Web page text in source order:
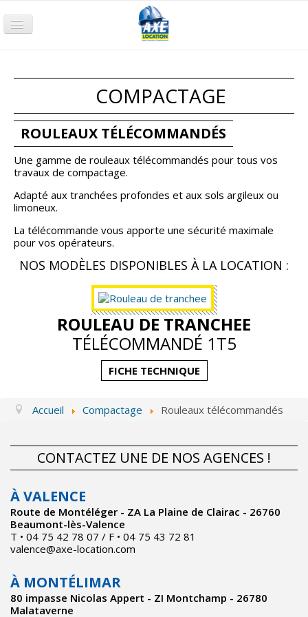
Compactage
Nacelle
Chariot
Groupe électrogène
Pompage
Air comprimé
Petits Outillages
Qui sommes-nous ?
Nos agences
Actualités
Contact
COMPACTAGE
ROULEAUX TÉLÉCOMMANDÉS
Une gamme de rouleaux télécommandés pour tous vos
travaux de compactage.
Adapté aux tranchées profondes et aux sols argileux ou
limoneux.
La télécommande vous apporte une sécurité maximale
pour vos opérateurs.
NOS MODÈLES DISPONIBLES À LA LOCATION :
ROULEAU DE TRANCHEE
TÉLÉCOMMANDÉ 1T5
FICHE TECHNIQUE
Accueil Compactage Rouleaux télécommandés
CONTACTEZ UNE DE NOS AGENCES !
À VALENCE
Route de Montéléger - ZA La Plaine de Clairac - 26760
Beaumont-lès-Valence
T • 04 75 42 78 07 / F • 04 75 43 72 81
valence@axe-location.com
À MONTÉLIMAR
80 impasse Nicolas Appert - ZI Montchamp - 26780
Malataverne